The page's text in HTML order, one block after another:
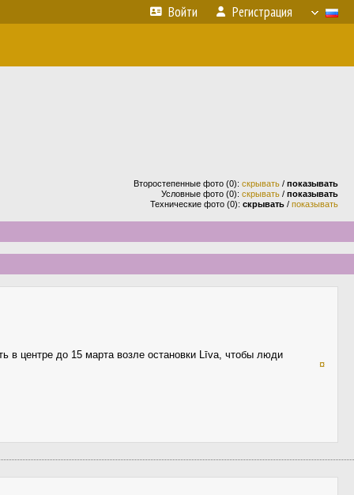
Войти Регистрация
Второстепенные фото (0): скрывать / показывать
Условные фото (0): скрывать / показывать
Технические фото (0): скрывать / показывать
в центре до 15 марта возле остановки Līva, чтобы люди
¤